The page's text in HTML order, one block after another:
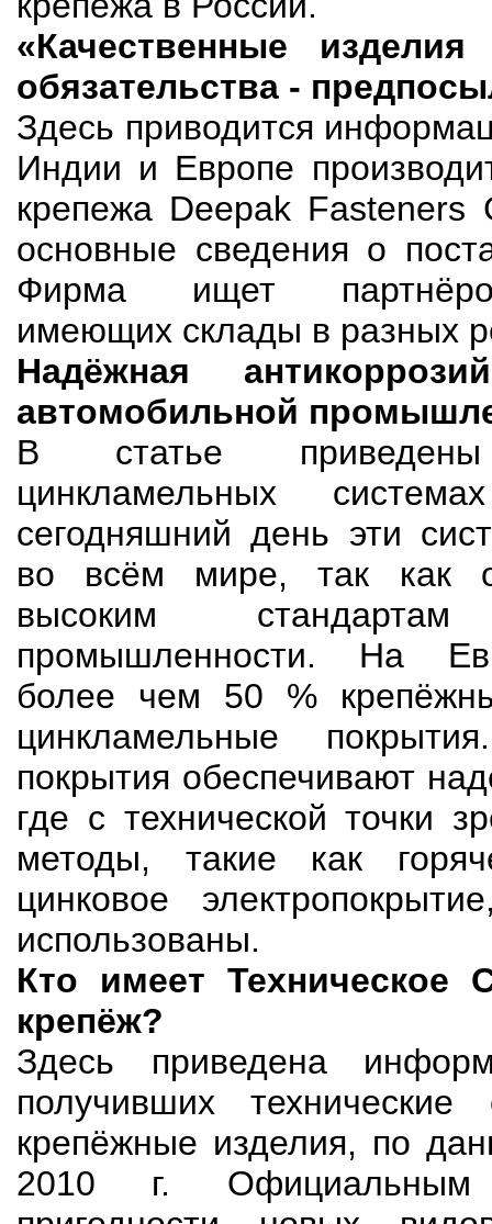
«Качественные
обязательства -
Здесь приводится
Индии и Европе
крепежа Deepak Fasteners
основные сведения о
Фирма ищет партнёров-
имеющих склады в разных
Надёжная
автомобильной
В статье
цинкламельных
сегодняшний день эти
во всём мире, так как
высоким стандартам
промышленности. На
более чем 50 %
цинкламельные
покрытия обеспечивают
где с технической точки
методы, такие как
цинковое
использованы.
Кто имеет Техническое
крепёж?
Здесь приведена
получивших технические
крепёжные изделия, по
2010 г. Официальным